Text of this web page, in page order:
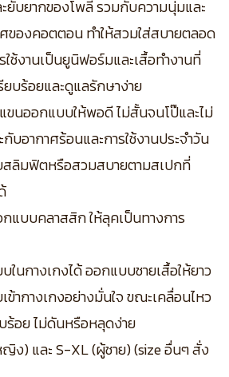
ยับยากของโพลี รวมกับความนุ่มและ
ศของคอตตอน ทำให้สวมใส่สบายตลอด
ใช้งานเป็นยูนิฟอร์มและเสื้อทำงานที่
ยบร้อยและดูแลรักษาง่าย
ขนออกแบบให้พอดี ไม่สั้นจนโป๊และไม่
กับอากาศร้อนและการใช้งานประจำวัน
ลิมฟิตหรือสวมสบายตามสเปกที่
แบบคลาสสิก ให้ลุคเป็นทางการ
ในกางเกงได้ ออกแบบชายเสื้อให้ยาว
ข้ากางเกงอย่างมั่นใจ ขณะเคลื่อนไหว
ร้อย ไม่ดันหรือหลุดง่าย
ง) และ S-XL (ผู้ชาย) (size อื่นๆ สั่ง